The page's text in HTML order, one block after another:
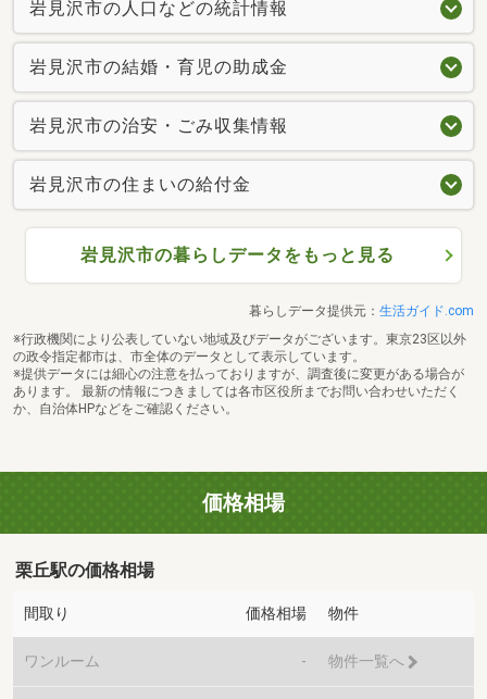
岩見沢市の人口などの統計情報
岩見沢市の結婚・育児の助成金
岩見沢市の治安・ごみ収集情報
岩見沢市の住まいの給付金
岩見沢市の暮らしデータをもっと見る
暮らしデータ提供元： 生活ガイド.com
※行政機関により公表していない地域及びデータがございます。東京23区以外
の政令指定都市は、市全体のデータとして表示しています。
※提供データには細心の注意を払っておりますが、調査後に変更がある場合が
あります。 最新の情報につきましては各市区役所までお問い合わせいただく
か、自治体HPなどをご確認ください。
価格相場
栗丘駅の価格相場
間取り 価格相場 物件
ワンルーム - 物件一覧へ